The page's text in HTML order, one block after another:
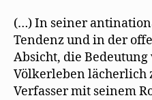
(…) In seiner
Tendenz und in der
Absicht, die
Völkerleben lächerlich
Verfasser mit seinem